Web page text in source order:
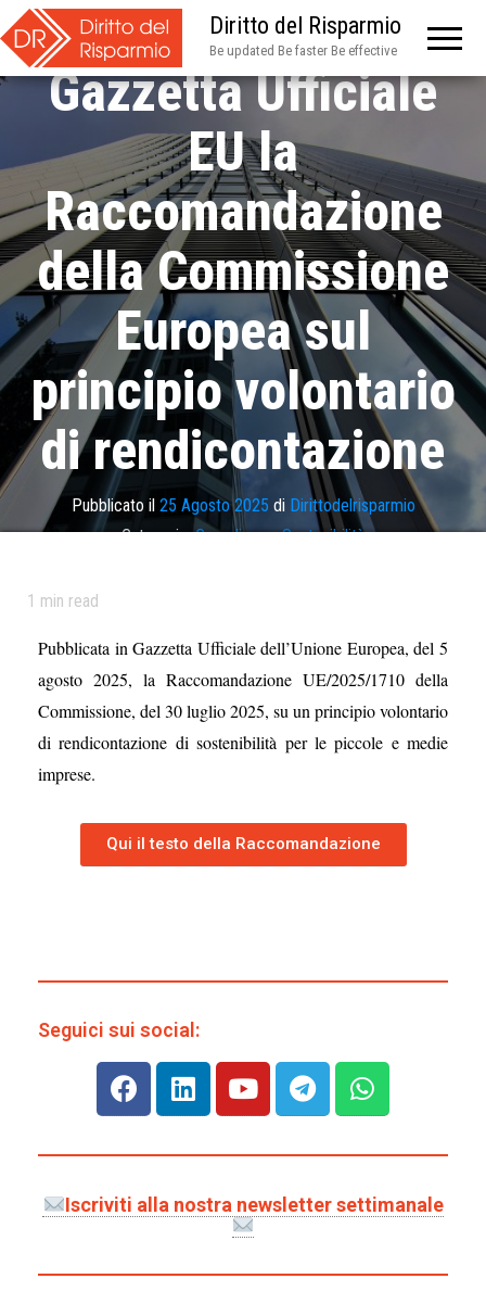
Diritto del Risparmio
Be updated Be faster Be effective
pubblicata in
Gazzetta Ufficiale
EU la
Raccomandazione
della Commissione
Europea sul
principio volontario
di rendicontazione
Pubblicato il 25 Agosto 2025 di Dirittodelrisparmio
Categoria: Compliance,Sostenibilità
1 min read
Pubblicata in Gazzetta Ufficiale dell’Unione Europea, del 5
agosto 2025, la Raccomandazione UE/2025/1710 della
Commissione, del 30 luglio 2025, su un principio volontario
di rendicontazione di sostenibilità per le piccole e medie
imprese.
Qui il testo della Raccomandazione
Seguici sui social:
Iscriviti alla nostra newsletter settimanale